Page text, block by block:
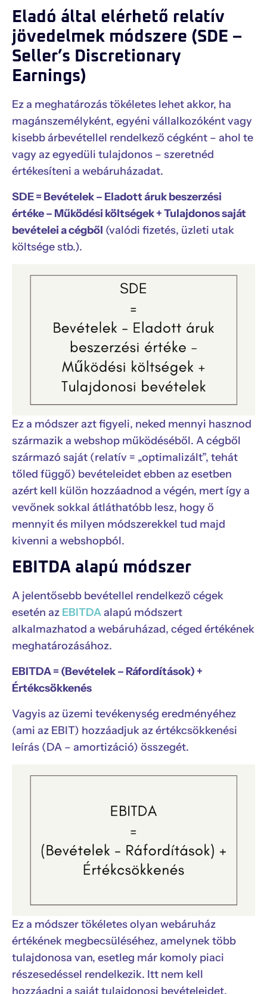
Eladó által elérhető relatív
jövedelmek módszere (SDE –
Seller’s Discretionary
Earnings)
Ez a meghatározás tökéletes lehet akkor, ha
magánszemélyként, egyéni vállalkozóként vagy
kisebb árbevétellel rendelkező cégként – ahol te
vagy az egyedüli tulajdonos – szeretnéd
értékesíteni a webáruházadat.
SDE = Bevételek – Eladott áruk beszerzési
értéke – Működési költségek + Tulajdonos saját
bevételei a cégből (valódi fizetés, üzleti utak
költsége stb.).
Ez a módszer azt figyeli, neked mennyi hasznod
származik a webshop működéséből. A cégből
származó saját (relatív = „optimalizált”, tehát
tőled függő) bevételeidet ebben az esetben
azért kell külön hozzáadnod a végén, mert így a
vevőnek sokkal átláthatóbb lesz, hogy ő
mennyit és milyen módszerekkel tud majd
kivenni a webshopból.
EBITDA alapú módszer
A jelentősebb bevétellel rendelkező cégek
esetén az EBITDAalapú módszert
alkalmazhatod a webáruházad, céged értékének
meghatározásához.
EBITDA = (Bevételek – Ráfordítások) +
Értékcsökkenés
Vagyis az üzemi tevékenység eredményéhez
(ami az EBIT) hozzáadjuk az értékcsökkenési
leírás (DA – amortizáció) összegét.
Ez a módszer tökéletes olyan webáruház
értékének megbecsüléséhez, amelynek több
tulajdonosa van, esetleg már komoly piaci
részesedéssel rendelkezik. Itt nem kell
hozzáadni a saját tulajdonosi bevételeidet,